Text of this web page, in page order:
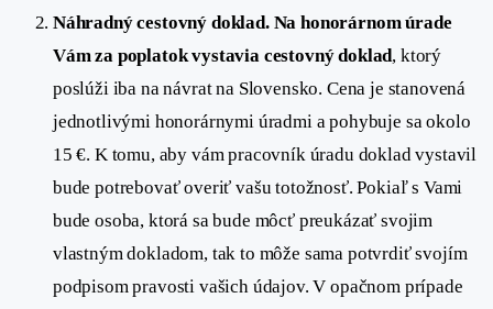
Náhradný cestovný doklad. Na honorárnom úrade
Vám za poplatok vystavia cestovný doklad, ktorý
poslúži iba na návrat na Slovensko. Cena je stanovená
jednotlivými honorárnymi úradmi a pohybuje sa okolo
15 €. K tomu, aby vám pracovník úradu doklad vystavil
bude potrebovať overiť vašu totožnosť. Pokiaľ s Vami
bude osoba, ktorá sa bude môcť preukázať svojim
vlastným dokladom, tak to môže sama potvrdiť svojím
podpisom pravosti vašich údajov. V opačnom prípade